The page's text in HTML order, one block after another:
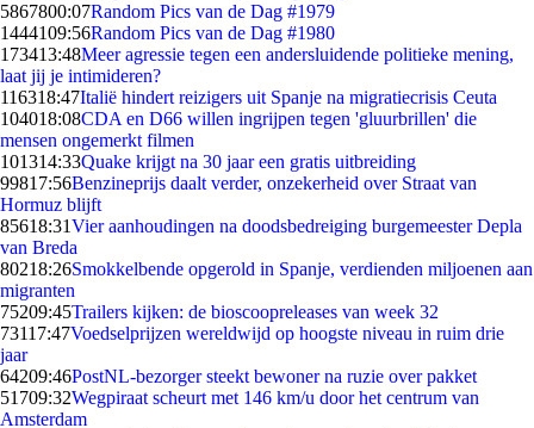
5867800:07Random Pics van de Dag #1979
1444109:56Random Pics van de Dag #1980
173413:48Meer agressie tegen een andersluidende politieke mening,
laat jij je intimideren?
116318:47Italië hindert reizigers uit Spanje na migratiecrisis Ceuta
104018:08CDA en D66 willen ingrijpen tegen 'gluurbrillen' die
mensen ongemerkt filmen
101314:33Quake krijgt na 30 jaar een gratis uitbreiding
99817:56Benzineprijs daalt verder, onzekerheid over Straat van
Hormuz blijft
85618:31Vier aanhoudingen na doodsbedreiging burgemeester Depla
van Breda
80218:26Smokkelbende opgerold in Spanje, verdienden miljoenen aan
migranten
75209:45Trailers kijken: de bioscoopreleases van week 32
73117:47Voedselprijzen wereldwijd op hoogste niveau in ruim drie
jaar
64209:46PostNL-bezorger steekt bewoner na ruzie over pakket
51709:32Wegpiraat scheurt met 146 km/u door het centrum van
Amsterdam